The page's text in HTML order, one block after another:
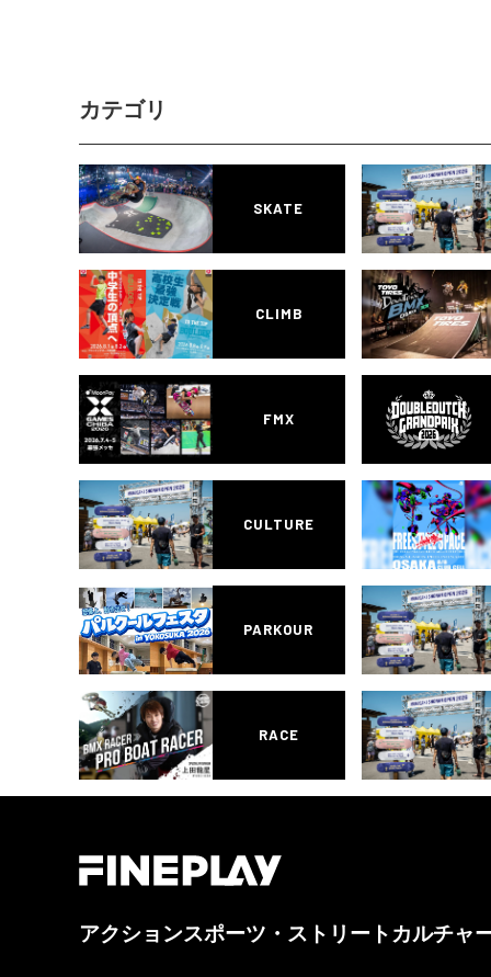
カテゴリ
SKATE
CLIMB
FMX
CULTURE
PARKOUR
RACE
アクションスポーツ・ストリートカルチャ